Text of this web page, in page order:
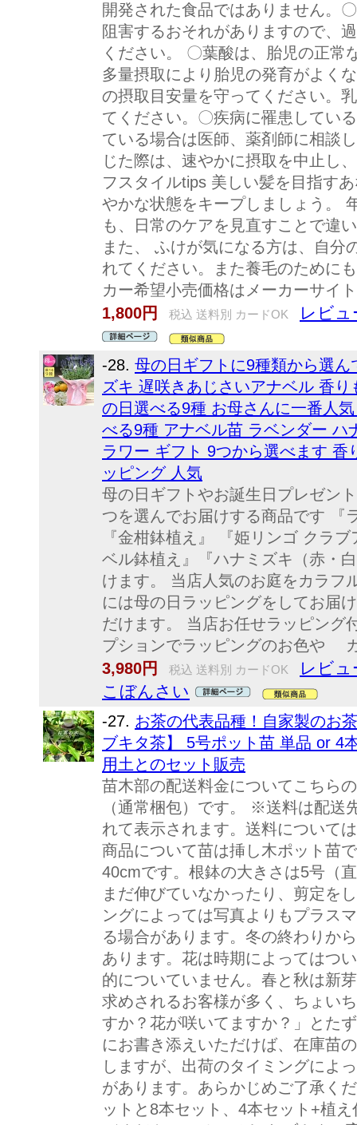
開発された食品ではありません。
阻害するおそれがありますので、
ください。 〇葉酸は、胎児の正常
多量摂取により胎児の発育がよく
の摂取目安量を守ってください。
てください。〇疾病に罹患してい
ている場合は医師、薬剤師に相談
じた際は、速やかに摂取を中止し
フスタイルtips 美しい髪を目指す
やかな状態をキープしましょう。
も、日常のケアを見直すことで違
また、 ふけが気になる方は、自分
れてください。また養毛のために
カー希望小売価格はメーカーサイ
1,800円
税込 送料別 カードOK レビュ
-28. 母の日ギフトに9種類から選
ズキ 遅咲きあじさいアナベル 香
の日選べる9種 お母さんに一番人
べる9種 アナベル苗 ラベンダー
ラワー ギフト 9つから選べます
ッピング 人気
母の日ギフトやお誕生日プレゼン
つを選んでお届けする商品です 『
『金柑鉢植え』 『姫リンゴ クラ
ベル鉢植え』『ハナミズキ（赤・
けます。 当店人気のお庭をカラフ
には母の日ラッピングをしてお届
だけます。 当店お任せラッピン
プションでラッピングのお色や
3,980円
税込 送料別 カードOK
レビュ
こぼんさい
-27. お茶の代表品種！自家製のお
ブキタ茶】 5号ポット苗 単品 or 4
用土とのセット販売
苗木部の配送料金についてこちら
（通常梱包）です。 ※送料は配送
れて表示されます。送料について
商品について苗は挿し木ポット苗
40cmです。根鉢の大きさは5号（
まだ伸びていなかったり、剪定を
ングによっては写真よりもプラス
る場合があります。冬の終わりか
あります。花は時期によってはつ
的についていません。春と秋は新
求めされるお客様が多く、ちょい
すか？花が咲いてますか？」とた
にお書き添えいただけば、在庫苗
しますが、出荷のタイミングによ
があります。あらかじめご了承く
ットと8本セット、4本セット+植